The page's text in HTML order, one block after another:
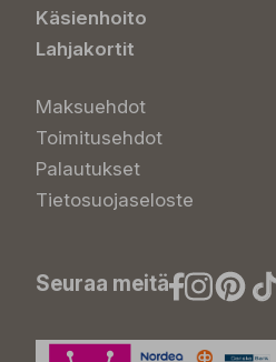
Käsienhoito
Lahjakortit
Maksuehdot
Toimitusehdot
Palautukset
Tietosuojaseloste
Seuraa meitä